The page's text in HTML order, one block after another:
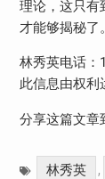
理论，这只有
才能够揭秘了。
林秀英电话：
此信息由权利
分享这篇文章
林秀英 ,